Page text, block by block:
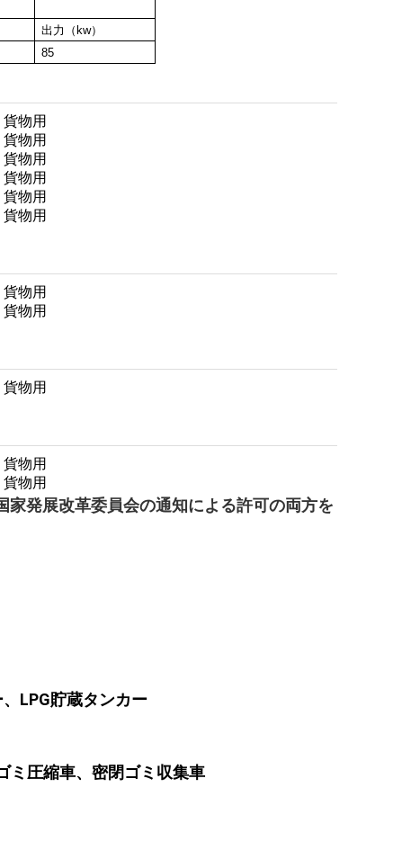
出力（kw）
85
発展改革委員会の通知による許可の両方を
LPG貯蔵タンカー
ミ圧縮車、密閉ゴミ収集車